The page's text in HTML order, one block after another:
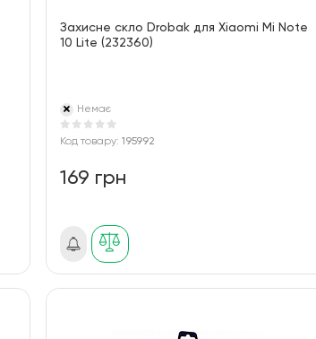
Захисне скло Drobak для Xiaomi Mi Note
10 Lite (232360)
Немає
Код товару:195992
169 грн